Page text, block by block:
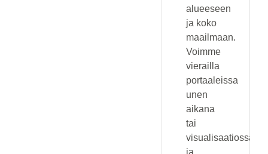
alueeseen
ja koko
maailmaan.
Voimme
vierailla
portaaleissa
unen
aikana
tai
visualisaatiossa,
ja